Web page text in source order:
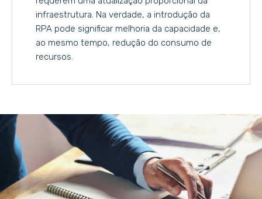
infraestrutura. Na verdade, a introdução da
RPA pode significar melhoria da capacidade e,
ao mesmo tempo, redução do consumo de
recursos.